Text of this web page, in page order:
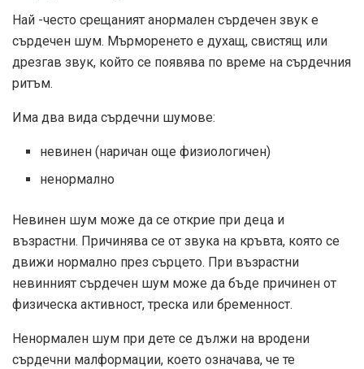
Най -често срещаният анормален сърдечен звук е
сърдечен шум. Мърморенето е духащ, свистящ или
дрезгав звук, който се появява по време на сърдечния
ритъм.
Има два вида сърдечни шумове:
невинен (наричан още физиологичен)
ненормално
Невинен шум може да се открие при деца и
възрастни. Причинява се от звука на кръвта, която се
движи нормално през сърцето. При възрастни
невинният сърдечен шум може да бъде причинен от
физическа активност, треска или бременност.
Ненормален шум при дете се дължи на вродени
сърдечни малформации, което означава, че те